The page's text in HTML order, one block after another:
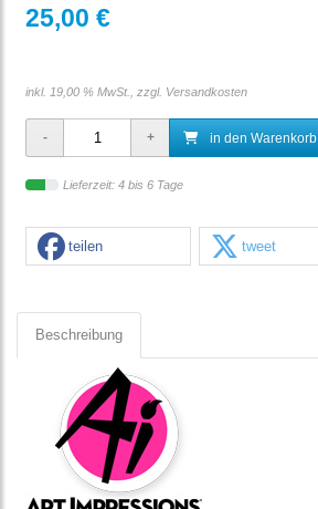
25,00 €
inkl. 19,00 % MwSt., zzgl. Versandkosten
in den Warenkorb
Lieferzeit: 4 bis 6 Tage
teilen tweet
Beschreibung